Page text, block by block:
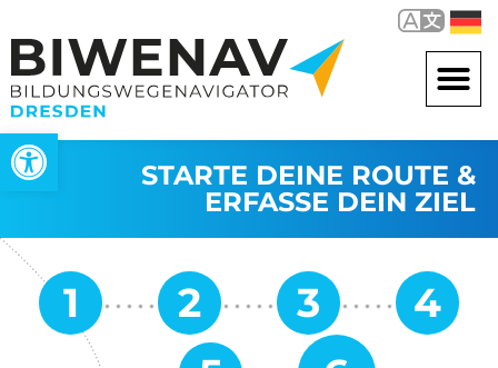
Werkzeugleiste öffnen
STARTE DEINE ROUTE &
ERFASSE DEIN ZIEL